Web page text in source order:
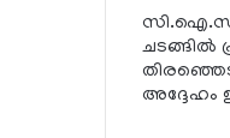
ചടങ്ങില്‍
അദ്ദേഹം